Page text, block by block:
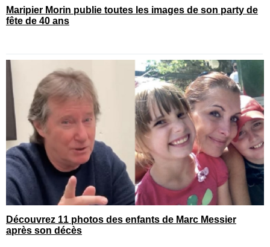
Maripier Morin publie toutes les images de son party de
fête de 40 ans
Découvrez 11 photos des enfants de Marc Messier
après son décès